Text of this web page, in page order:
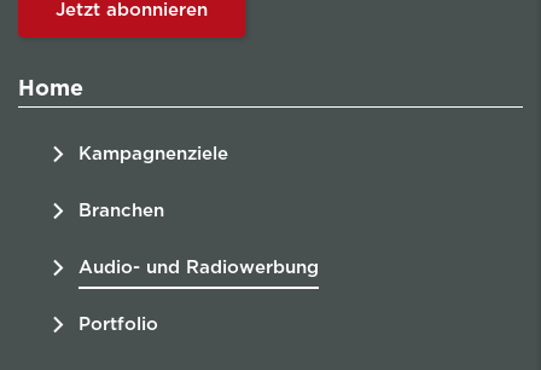
Jetzt abonnieren
Home
Kampagnenziele
Branchen
Audio- und Radiowerbung
Portfolio